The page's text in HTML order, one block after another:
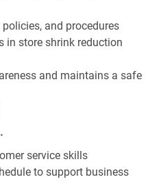
and procedures
in store shrink reduction
and maintains a safe
service skills
to support business